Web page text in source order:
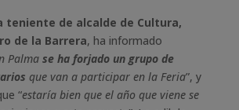
teniente de alcalde de Cultura,
de la Barrera, ha informado
Palma se ha forjado un grupo de
que van a participar en la Feria”, y
“estaría bien que el año que viene se